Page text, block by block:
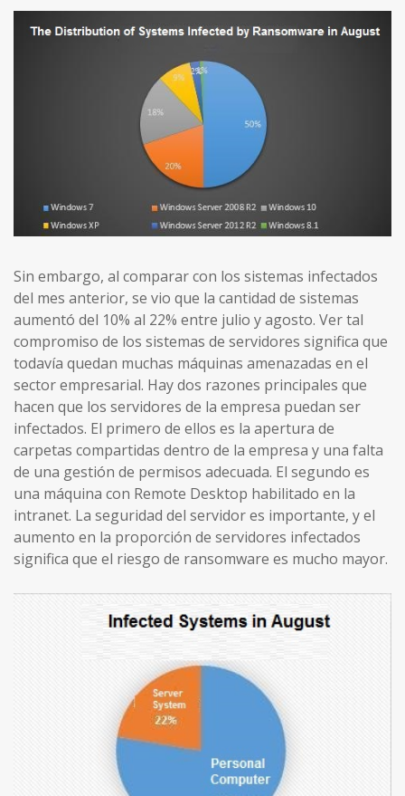
Sin embargo, al comparar con los sistemas infectados
del mes anterior, se vio que la cantidad de sistemas
aumentó del 10% al 22% entre julio y agosto. Ver tal
compromiso de los sistemas de servidores significa que
todavía quedan muchas máquinas amenazadas en el
sector empresarial. Hay dos razones principales que
hacen que los servidores de la empresa puedan ser
infectados. El primero de ellos es la apertura de
carpetas compartidas dentro de la empresa y una falta
de una gestión de permisos adecuada. El segundo es
una máquina con Remote Desktop habilitado en la
intranet. La seguridad del servidor es importante, y el
aumento en la proporción de servidores infectados
significa que el riesgo de ransomware es mucho mayor.